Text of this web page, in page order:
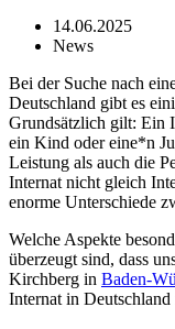
14.06.2025
News
Bei der Suche nach
Deutschland gibt es
Grundsätzlich gilt: Ein
ein Kind oder eine*n
Leistung als auch die
Internat nicht gleich
enorme Unterschiede
Welche Aspekte
überzeugt sind, dass
Kirchberg in Baden-
Internat in